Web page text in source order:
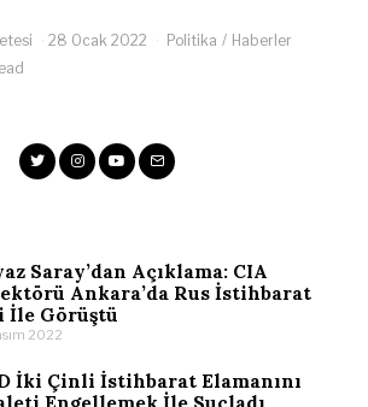
28 Ocak 2022 Politika / Haberler
Saray’dan Açıklama: CIA
Ankara’da Rus İstihbarat
İle Görüştü
2022
İki Çinli İstihbarat Elamanını